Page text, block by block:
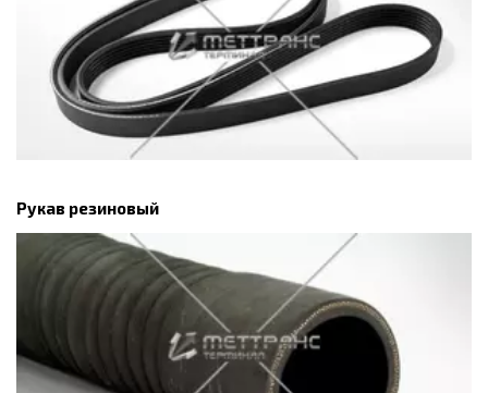
Рукав резиновый